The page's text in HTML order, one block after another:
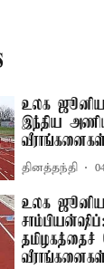
உலக
இந்திய
தினத்தந்தி
உலக
தமிழகத்தைச்